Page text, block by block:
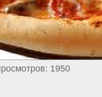
1950